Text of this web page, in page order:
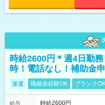
時給2600円＊週4日勤
時！電話なし！補助金
派遣 職種未経験OK ブランク
給与 時給2600円